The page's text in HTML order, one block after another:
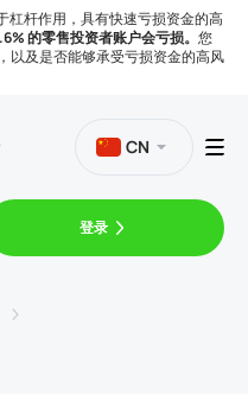
杠杆作用，具有快速亏损资金的高
的零售投资者账户会亏损。 您
以及是否能够承受亏损资金的高风
CN
登录